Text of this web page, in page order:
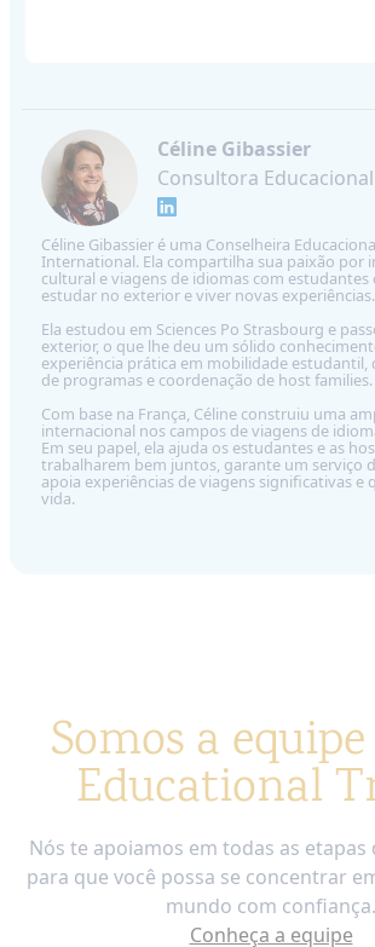
Céline Gibassier
Consultora Educacional
Céline Gibassier é uma Conselheira
International. Ela compartilha sua paixão por
cultural e viagens de idiomas com estudantes
estudar no exterior e viver novas experiências.
Ela estudou em Sciences Po Strasbourg e
exterior, o que lhe deu um sólido
experiência prática em mobilidade
de programas e coordenação de host families.
Com base na França, Céline construiu uma
internacional nos campos de viagens de
Em seu papel, ela ajuda os estudantes e as
trabalharem bem juntos, garante um serviço
apoia experiências de viagens significativas e
vida.
Somos a
Educational
Nós te apoiamos em todas as etapas
para que você possa se concentrar
mundo com confiança.
Conheça a equipe